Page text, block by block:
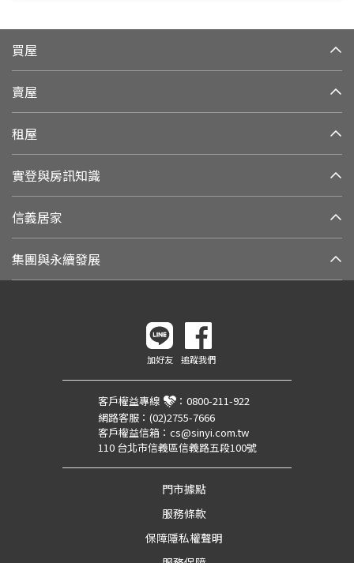
買屋
賣屋
租屋
實登與房訊知識
信義居家
集團與永續發展
加好友 追蹤我們
客戶權益專線 ： 0800-211-922
網路客服： (02)2755-7666
客戶權益信箱： cs@sinyi.com.tw
110 台北市信義區信義路五段100號
門市據點
服務條款
保障隱私權聲明